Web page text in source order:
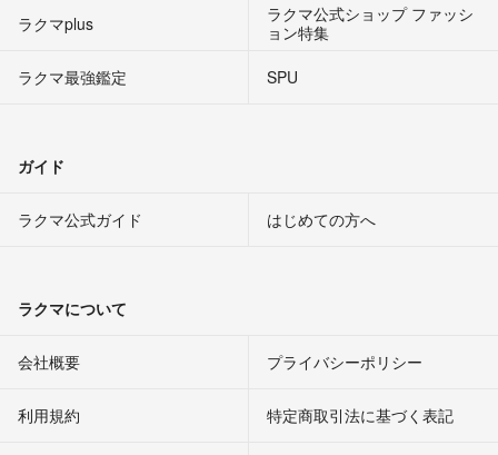
ラクマplus
ラクマ公式ショップ ファッシ
ョン特集
ラクマ最強鑑定
SPU
ガイド
ラクマ公式ガイド はじめての方へ
ラクマについて
会社概要 プライバシーポリシー
利用規約 特定商取引法に基づく表記